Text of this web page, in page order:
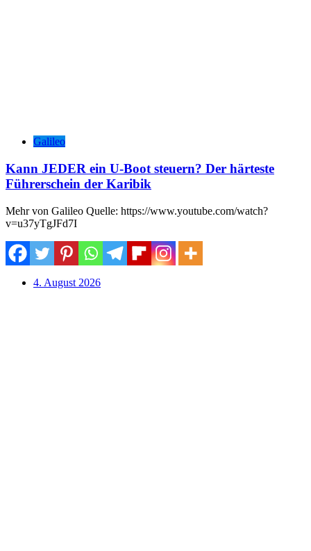
Galileo
Kann JEDER ein U-Boot steuern? Der härteste
Führerschein der Karibik
Mehr von Galileo Quelle: https://www.youtube.com/watch?
v=u37yTgJFd7I
4. August 2026